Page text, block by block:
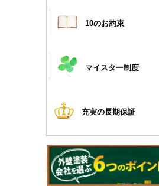
10のお約束
マイスター制度
充実の長期保証